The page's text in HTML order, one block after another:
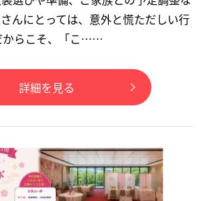
んにとっては、意外と慌ただしい行
からこそ、「こ……
詳細を見る